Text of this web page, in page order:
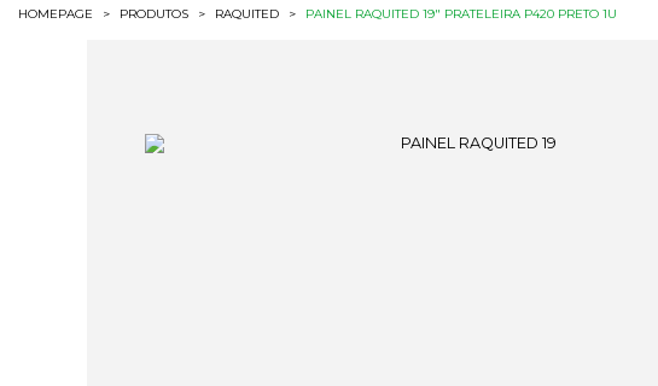
HOMEPAGE > PRODUTOS > RAQUITED > PAINEL RAQUITED 19" PRATELEIRA P420 PRETO 1U